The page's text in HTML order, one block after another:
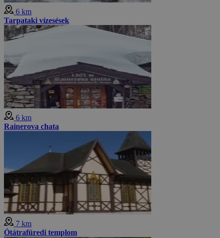
6 km
Tarpataki vízesések
6 km
Rainerova chata
7 km
Ótátrafüredi templom